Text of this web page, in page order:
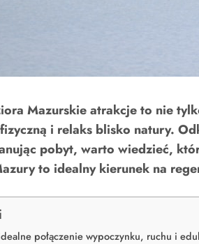
Mazurskie atrakcje to nie
i relaks blisko natury.
pobyt, warto wiedzieć,
to idealny kierunek na
połączenie wypoczynku, ruchu i